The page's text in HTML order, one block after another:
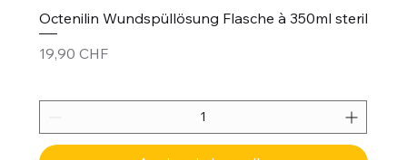
Octenilin Wundspüllösung Flasche à 350ml steril
Prezzo
19,90 CHF